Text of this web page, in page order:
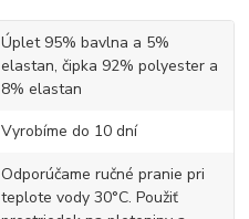
Úplet 95% bavlna a 5%
elastan, čipka 92% polyester a
8% elastan
Vyrobíme do 10 dní
Odporúčame ručné pranie pri
teplote vody 30°C. Použiť